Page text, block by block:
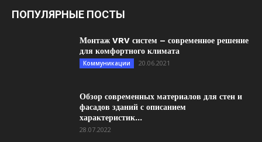
ПОПУЛЯРНЫЕ ПОСТЫ
Монтаж VRV систем – современное решение
для комфортного климата
Коммуникации 20.06.2021
Обзор современных материалов для стен и
фасадов зданий с описанием
характеристик...
28.07.2022